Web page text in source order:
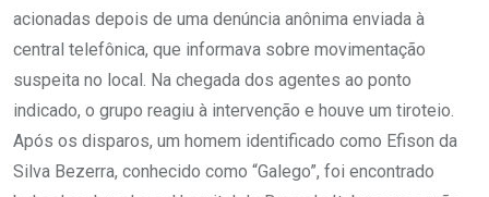
acionadas depois de uma denúncia anônima enviada à
central telefônica, que informava sobre movimentação
suspeita no local. Na chegada dos agentes ao ponto
indicado, o grupo reagiu à intervenção e houve um tiroteio.
Após os disparos, um homem identificado como Efison da
Silva Bezerra, conhecido como “Galego”, foi encontrado